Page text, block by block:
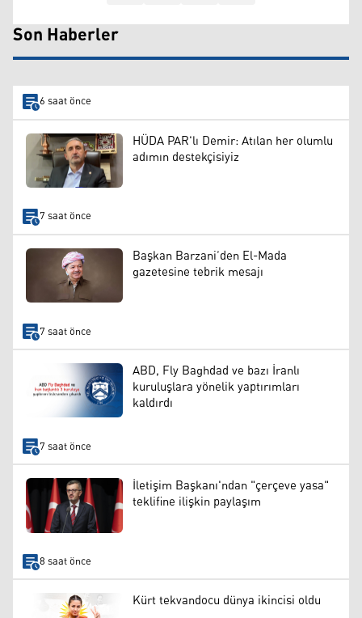
Son Haberler
6 saat önce
HÜDA PAR'lı Demir: Atılan her olumlu
adımın destekçisiyiz
7 saat önce
Başkan Barzani’den El-Mada
gazetesine tebrik mesajı
7 saat önce
ABD, Fly Baghdad ve bazı İranlı
kuruluşlara yönelik yaptırımları
kaldırdı
7 saat önce
İletişim Başkanı'ndan "çerçeve yasa"
teklifine ilişkin paylaşım
8 saat önce
Kürt tekvandocu dünya ikincisi oldu